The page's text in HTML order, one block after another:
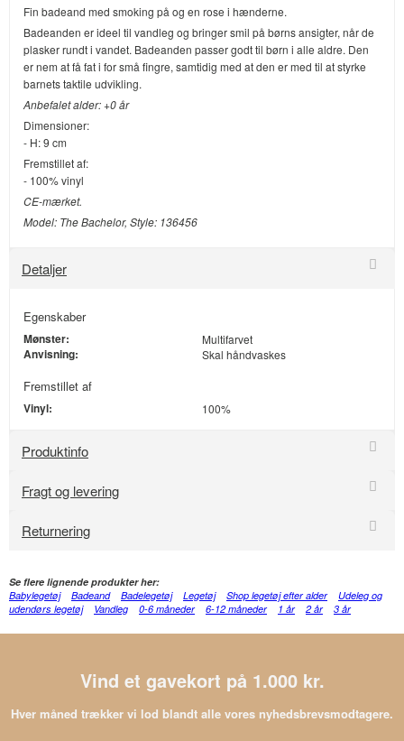
Fin badeand med smoking på og en rose i hænderne.
Badeanden er ideel til vandleg og bringer smil på børns ansigter, når de
plasker rundt i vandet. Badeanden passer godt til børn i alle aldre. Den
er nem at få fat i for små fingre, samtidig med at den er med til at styrke
barnets taktile udvikling.
Anbefalet alder: +0 år
Dimensioner:
- H: 9 cm
Fremstillet af:
- 100% vinyl
CE-mærket.
Model: The Bachelor, Style: 136456
Detaljer
Egenskaber
Mønster: Multifarvet
Anvisning: Skal håndvaskes
Fremstillet af
Vinyl: 100%
Produktinfo
Fragt og levering
Returnering
Se flere lignende produkter her:
Babylegetøj
Badeand Badelegetøj Legetøj Shop legetøj efter alder
Udeleg og
udendørs legetøj
Vandleg 0-6 måneder 6-12 måneder 1 år 2 år 3 år
Vind et gavekort på 1.000 kr.
Hver måned trækker vi lod blandt alle vores nyhedsbrevsmodtagere.